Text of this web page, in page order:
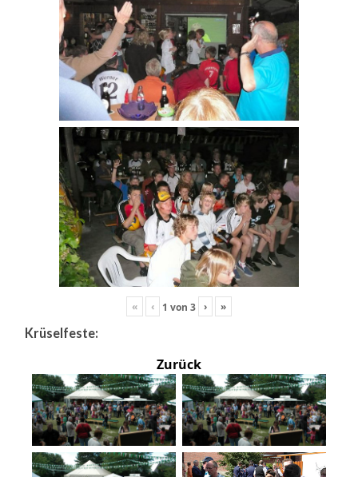
« ‹ 1 von 3 › »
Krüselfeste:
Zurück